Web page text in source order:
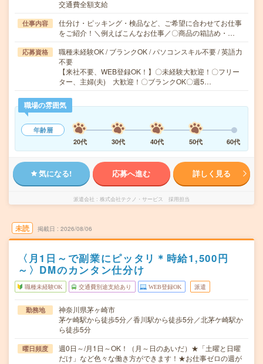
交通費全額支給
仕事内容
仕分け・ピッキング・検品など、ご希望に合わせてお仕事
をご紹介！＼例えばこんなお仕事／〇商品の箱詰め・…
応募資格
職種未経験OK / ブランクOK / パソコンスキル不要 / 英語力
不要
【来社不要、WEB登録OK！】〇未経験大歓迎！〇フリー
ター、主婦(夫) 大歓迎！〇ブランクOK〇週5…
職場の雰囲気
年齢層
20代
30代 40代 50代 60代
気になる! 応募へ進む 詳しく見る
派遣会社 株式会社テクノ・サービス 採用担当
未読 掲載日 2026/08/06
〈月1日～で副業にピッタリ＊時給1,500円
～〉DMのカンタン仕分け
職種未経験OK 交通費別途支給あり WEB登録OK 派遣
勤務地
神奈川県茅ヶ崎市
茅ケ崎駅から徒歩5分／香川駅から徒歩5分／北茅ケ崎駅か
ら徒歩5分
曜日頻度
週0日～/月1日～OK！（月～日のあいだ）★「土曜と日曜
だけ」など色々な働き方ができます！★お仕事ゼロの週が